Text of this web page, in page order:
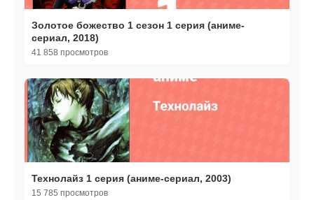
Золотое божество 1 сезон 1 серия (аниме-
сериал, 2018)
41 858 просмотров
Технолайз 1 серия (аниме-сериал, 2003)
15 785 просмотров